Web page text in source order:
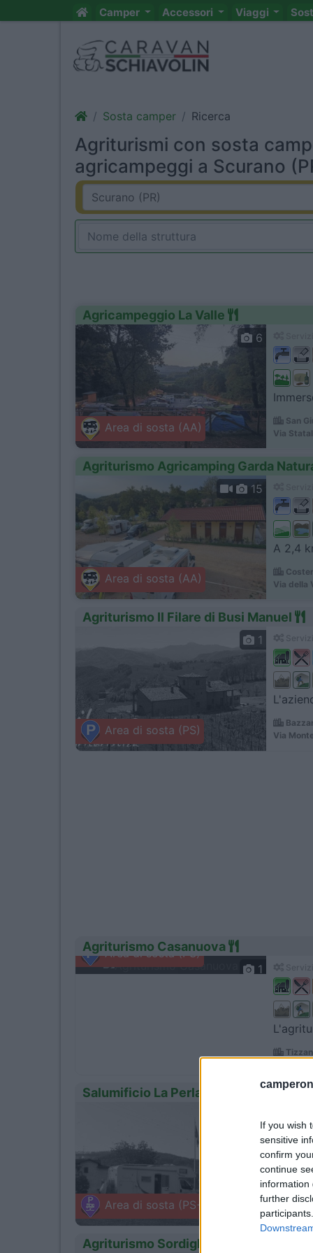
If you wish
sensitive
confirm
continue
information
further
Camper Accessori Viaggi
Sosta camper Ricerca
Agriturismi con sosta
agricampeggi a Scurano
Agricampeggio La Valle
Area di sosta (AA)
6
San
Via
Agriturismo Agricamping Garda
Area di sosta (AA)
15
A 2,4
Via della
Agriturismo Il Filare di Busi Manuel
Area di sosta (PS)
1
Via
Agriturismo Casanuova
Area di sosta (PS)
1
Salumificio La Perla
Area di sosta (PS+CS)
Agriturismo Sordiglio